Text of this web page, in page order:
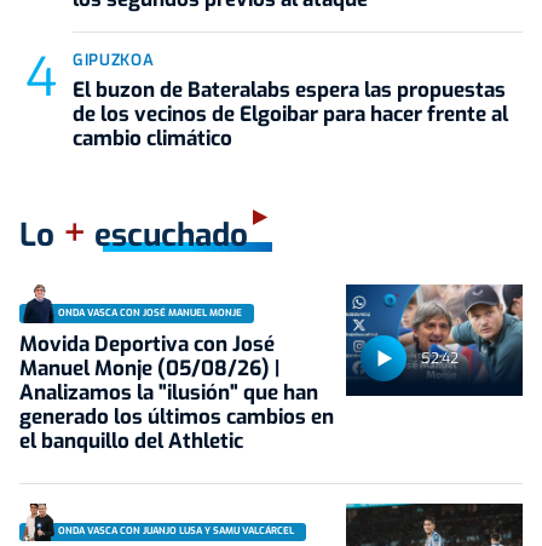
GIPUZKOA
El buzon de Bateralabs espera las propuestas
de los vecinos de Elgoibar para hacer frente al
cambio climático
Lo + escuchado
52:42
ONDA VASCA CON JOSÉ MANUEL MONJE
Movida Deportiva con José
Manuel Monje (05/08/26) |
Analizamos la "ilusión" que han
generado los últimos cambios en
el banquillo del Athletic
ONDA VASCA CON JUANJO LUSA Y SAMU VALCÁRCEL